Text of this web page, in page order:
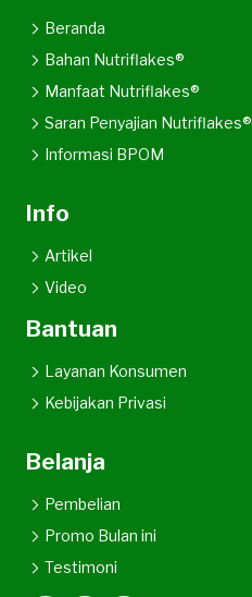
Beranda
Bahan Nutriflakes®
Manfaat Nutriflakes®
Saran Penyajian Nutriflakes®
Informasi BPOM
Info
Artikel
Video
Bantuan
Layanan Konsumen
Kebijakan Privasi
Belanja
Pembelian
Promo Bulan ini
Testimoni